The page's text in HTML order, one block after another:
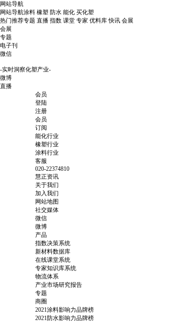
网站导航
网站导航涂料 橡塑 防水 能化 买化塑
热门推荐专题 直播 指数 课堂 专家 优料库 快讯 会展
会展
专题
电子刊
微信
-实时洞察化塑产业-
微博
直播
会员
登陆
注册
会员
订阅
能化行业
橡塑行业
涂料行业
客服
020-22374810
慧正资讯
关于我们
加入我们
网站地图
社交媒体
微信
微博
产品
指数决策系统
新材料数据库
在线课堂系统
专家知识库系统
物流体系
产业市场研究报告
专题
商圈
2021涂料影响力品牌榜
2021防水影响力品牌榜